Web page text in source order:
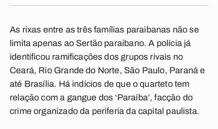
As rixas entre as três famílias paraibanas não se
limita apenas ao Sertão paraibano. A polícia já
identificou ramificações dos grupos rivais no
Ceará, Rio Grande do Norte, São Paulo, Paraná e
até Brasília. Há indícios de que o quarteto tem
relação com a gangue dos ‘Paraíba’, facção do
crime organizado da periferia da capital paulista.